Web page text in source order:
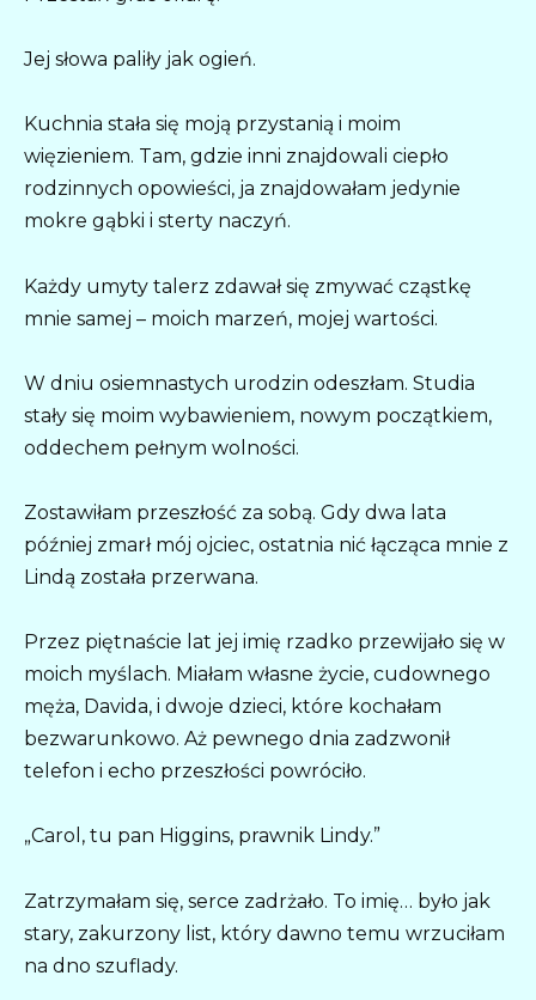
Jej słowa paliły jak ogień.
Kuchnia stała się moją przystanią i moim
więzieniem. Tam, gdzie inni znajdowali ciepło
rodzinnych opowieści, ja znajdowałam jedynie
mokre gąbki i sterty naczyń.
Każdy umyty talerz zdawał się zmywać cząstkę
mnie samej – moich marzeń, mojej wartości.
W dniu osiemnastych urodzin odeszłam. Studia
stały się moim wybawieniem, nowym początkiem,
oddechem pełnym wolności.
Zostawiłam przeszłość za sobą. Gdy dwa lata
później zmarł mój ojciec, ostatnia nić łącząca mnie z
Lindą została przerwana.
Przez piętnaście lat jej imię rzadko przewijało się w
moich myślach. Miałam własne życie, cudownego
męża, Davida, i dwoje dzieci, które kochałam
bezwarunkowo. Aż pewnego dnia zadzwonił
telefon i echo przeszłości powróciło.
„Carol, tu pan Higgins, prawnik Lindy.”
Zatrzymałam się, serce zadrżało. To imię… było jak
stary, zakurzony list, który dawno temu wrzuciłam
na dno szuflady.